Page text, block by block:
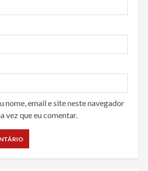
nome, email e site neste navegador
vez que eu comentar.